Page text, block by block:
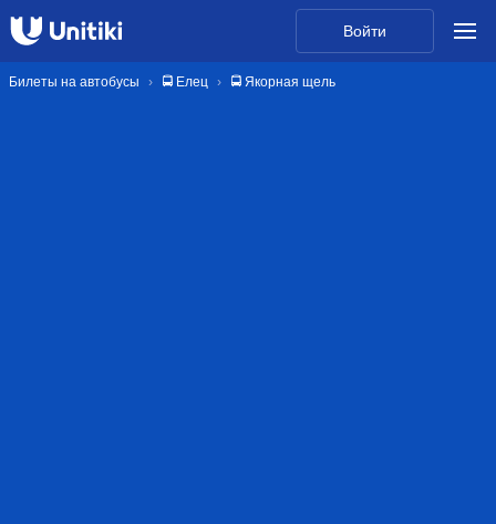
Войти
Билеты на автобусы 🚍 Елец 🚍 Якорная щель